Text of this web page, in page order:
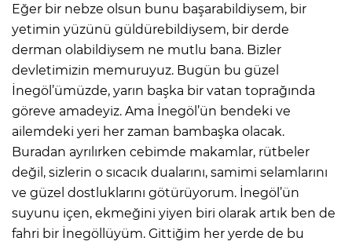
Eğer bir nebze olsun bunu başarabildiysem, bir
yetimin yüzünü güldürebildiysem, bir derde
derman olabildiysem ne mutlu bana. Bizler
devletimizin memuruyuz. Bugün bu güzel
İnegöl’ümüzde, yarın başka bir vatan toprağında
göreve amadeyiz. Ama İnegöl’ün bendeki ve
ailemdeki yeri her zaman bambaşka olacak.
Buradan ayrılırken cebimde makamlar, rütbeler
değil, sizlerin o sıcacık dualarını, samimi selamlarını
ve güzel dostluklarını götürüyorum. İnegöl’ün
suyunu içen, ekmeğini yiyen biri olarak artık ben de
fahri bir İnegöllüyüm. Gittiğim her yerde de bu